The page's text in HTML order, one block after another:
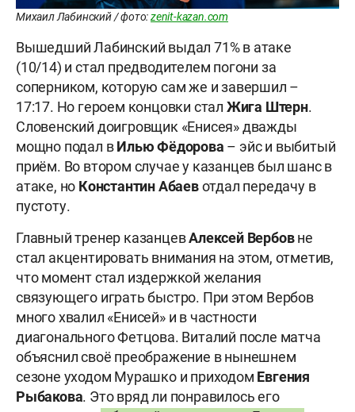
Михаил Лабинский / фото:zenit-kazan.com
Вышедший Лабинский выдал 71% в атаке
(10/14) и стал предводителем погони за
соперником, которую сам же и завершил –
17:17. Но героем концовки стал Жига Штерн.
Словенский доигровщик «Енисея» дважды
мощно подал вИлью Фёдорова – эйс и выбитый
приём. Во втором случае у казанцев был шанс в
атаке, но Константин Абаевотдал передачу в
пустоту.
Главный тренер казанцевАлексей Вербовне
стал акцентировать внимания на этом, отметив,
что момент стал издержкой желания
связующего играть быстро. При этом Вербов
много хвалил «Енисей» и в частности
диагонального Фетцова. Виталий после матча
объяснил своё преображение в нынешнем
сезоне уходом Мурашко и приходом Евгения
Рыбакова. Это вряд ли понравилось его